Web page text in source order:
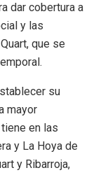
dar cobertura a
y las
que se
su
mayor
en las
y La Hoya de
y Ribarroja,